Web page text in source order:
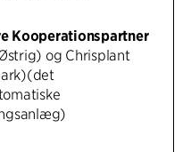
Kooperationspartner
og Chrisplant